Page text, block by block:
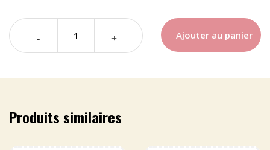
Ajouter au panier
Produits similaires